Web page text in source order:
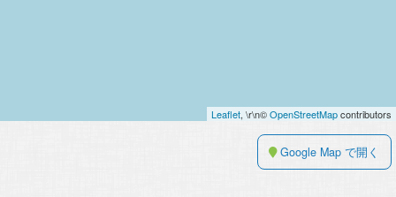
Leaflet, \r\n©OpenStreetMapcontributors
Google Map で開く